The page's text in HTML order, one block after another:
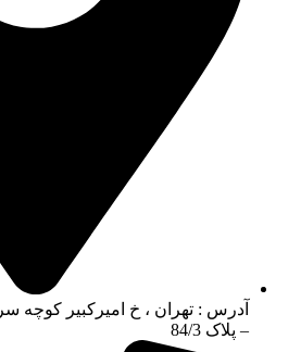
آدرس : تهران ، خ امیرکبیر کوچه
– پلاک 84/3